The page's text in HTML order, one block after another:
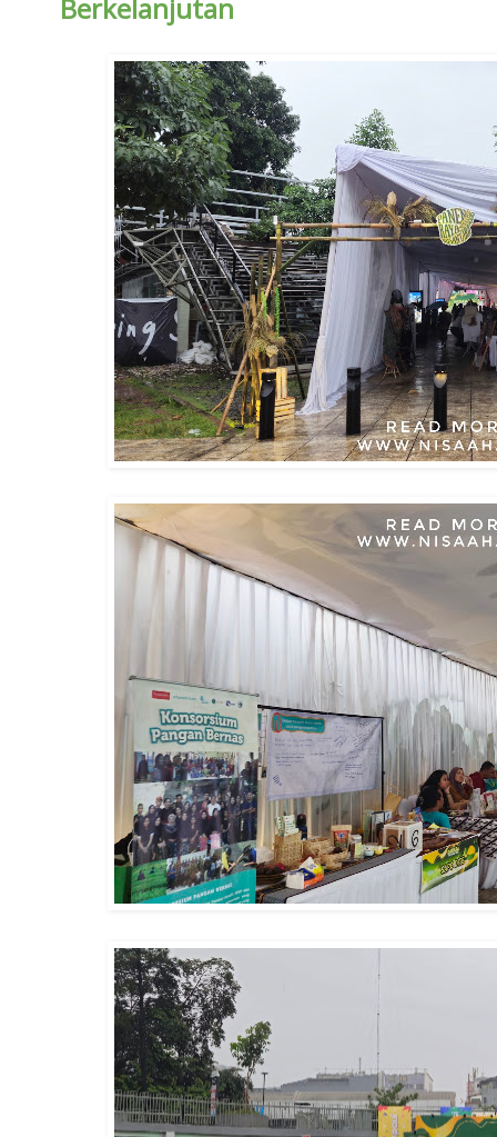
Berkelanjutan